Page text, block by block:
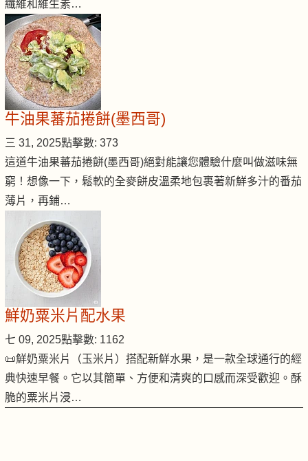
纖維和維生素…
牛油果蕃茄捲餅(墨西哥)
三 31, 2025點擊數: 373
這道牛油果蕃茄捲餅(墨西哥)絕對能讓您體驗什麼叫做滋味無
窮！想像一下，鬆軟的全麥餅皮溫柔地包裹著新鮮多汁的番茄
薄片，再鋪…
鮮奶粟米片配水果
七 09, 2025點擊數: 1162
📜鮮奶粟米片（玉米片）搭配新鮮水果，是一款全球通行的經
典快速早餐。它以其簡單、方便和清爽的口感而深受歡迎。酥
脆的粟米片浸…